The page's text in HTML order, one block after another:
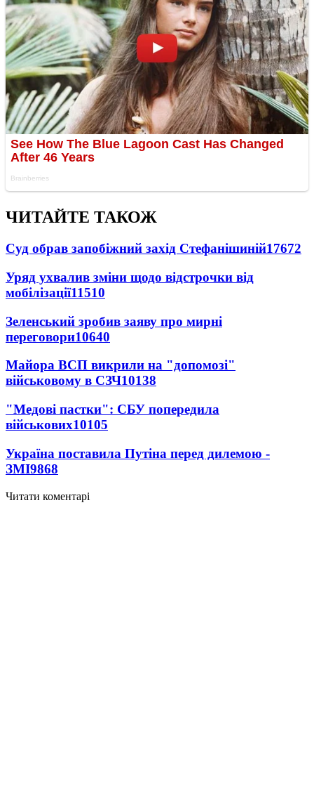
ЧИТАЙТЕ ТАКОЖ
Суд обрав запобіжний захід Стефанішиній17672
Уряд ухвалив зміни щодо відстрочки від
мобілізації11510
Зеленський зробив заяву про мирні
переговори10640
Майора ВСП викрили на "допомозі"
військовому в СЗЧ10138
"Медові пастки": СБУ попередила
військових10105
Україна поставила Путіна перед дилемою -
ЗМІ9868
Читати коментарі